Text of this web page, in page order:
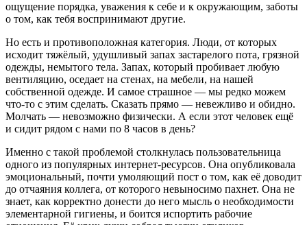
ощущение порядка, уважения к себе и к окружающим, заботы
о том, как тебя воспринимают другие.
Но есть и противоположная категория. Люди, от которых
исходит тяжёлый, удушливый запах застарелого пота, грязной
одежды, немытого тела. Запах, который пробивает любую
вентиляцию, оседает на стенах, на мебели, на нашей
собственной одежде. И самое страшное — мы редко можем
что-то с этим сделать. Сказать прямо — невежливо и обидно.
Молчать — невозможно физически. А если этот человек ещё
и сидит рядом с нами по 8 часов в день?
Именно с такой проблемой столкнулась пользовательница
одного из популярных интернет-ресурсов. Она опубликовала
эмоциональный, почти умоляющий пост о том, как её доводит
до отчаяния коллега, от которого невыносимо пахнет. Она не
знает, как корректно донести до него мысль о необходимости
элементарной гигиены, и боится испортить рабочие